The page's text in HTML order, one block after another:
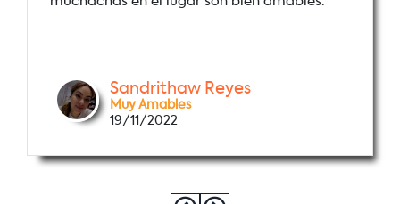
Sandrithaw Reyes
Muy Amables
19/11/2022